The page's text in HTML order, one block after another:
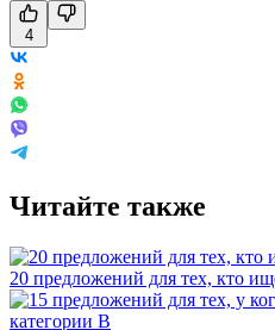
4
Читайте также
20 предложений для тех, кто